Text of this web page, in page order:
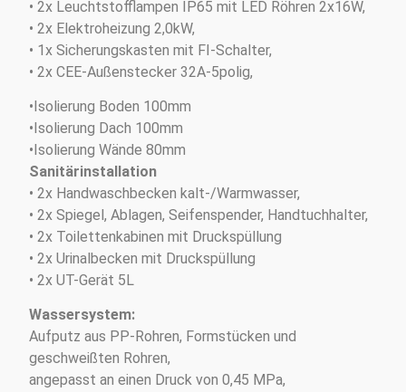
• 2x Leuchtstofflampen IP65 mit LED Röhren 2x16W,
• 2x Elektroheizung 2,0kW,
• 1x Sicherungskasten mit FI-Schalter,
• 2x CEE-Außenstecker 32A-5polig,
•Isolierung Boden 100mm
•Isolierung Dach 100mm
•Isolierung Wände 80mm
Sanitärinstallation
• 2x Handwaschbecken kalt-/Warmwasser,
• 2x Spiegel, Ablagen, Seifenspender, Handtuchhalter,
• 2x Toilettenkabinen mit Druckspüllung
• 2x Urinalbecken mit Druckspüllung
• 2x UT-Gerät 5L
Wassersystem:
Aufputz aus PP-Rohren, Formstücken und
geschweißten Rohren,
angepasst an einen Druck von 0,45 MPa,